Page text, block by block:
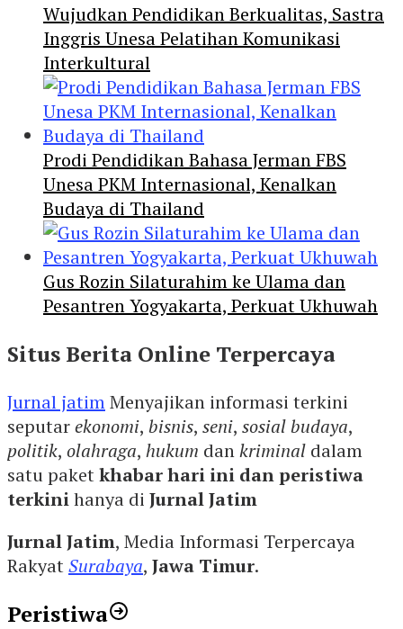
Wujudkan Pendidikan Berkualitas, Sastra
Inggris Unesa Pelatihan Komunikasi
Interkultural
Prodi Pendidikan Bahasa Jerman FBS
Unesa PKM Internasional, Kenalkan
Budaya di Thailand
Gus Rozin Silaturahim ke Ulama dan
Pesantren Yogyakarta, Perkuat Ukhuwah
Situs Berita Online Terpercaya
Jurnal jatimMenyajikan informasi terkini
seputarekonomi, bisnis, seni, sosial budaya,
politik, olahraga, hukum dankriminal dalam
satu paketkhabar hari ini dan peristiwa
terkinihanya di Jurnal Jatim
Jurnal Jatim, Media Informasi Terpercaya
RakyatSurabaya, Jawa Timur.
Peristiwa